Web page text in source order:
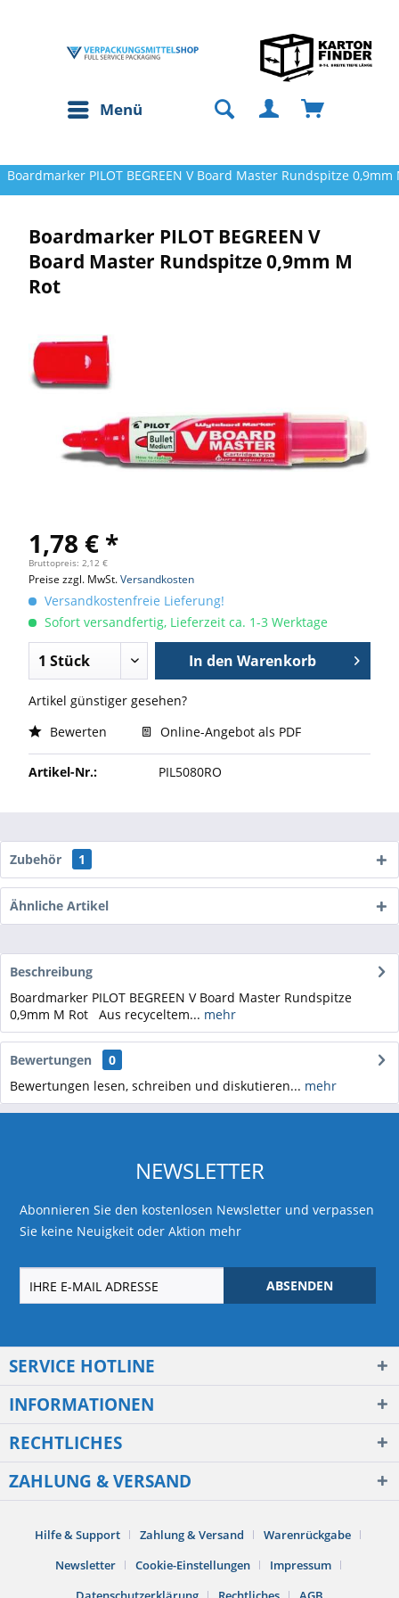
Menü
Boardmarker PILOT BEGREEN V Board Master Rundspitze 0,9mm
Boardmarker PILOT BEGREEN V
Board Master Rundspitze 0,9mm M
Rot
1,78 € *
Bruttopreis: 2,12 €
Preise zzgl. MwSt.Versandkosten
Versandkostenfreie Lieferung!
Sofort versandfertig, Lieferzeit ca. 1-3 Werktage
In den Warenkorb
Artikel günstiger gesehen?
Bewerten
Online-Angebot als PDF
Artikel-Nr.: PIL5080RO
Zubehör 1
Ähnliche Artikel
Beschreibung
Boardmarker PILOT BEGREEN V Board Master Rundspitze
0,9mm M Rot Aus recyceltem... mehr
Bewertungen
0
Bewertungen lesen, schreiben und diskutieren... mehr
NEWSLETTER
Abonnieren Sie den kostenlosen Newsletter und verpassen
Sie keine Neuigkeit oder Aktion mehr
ABSENDEN
SERVICE HOTLINE
INFORMATIONEN
RECHTLICHES
ZAHLUNG & VERSAND
Hilfe & Support Zahlung & Versand
Warenrückgabe
Newsletter
Cookie-Einstellungen
Impressum